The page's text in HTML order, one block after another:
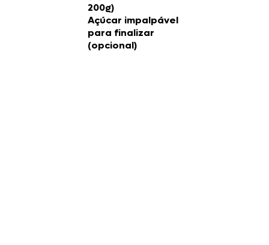
200g)
Açúcar impalpável
para finalizar
(opcional)